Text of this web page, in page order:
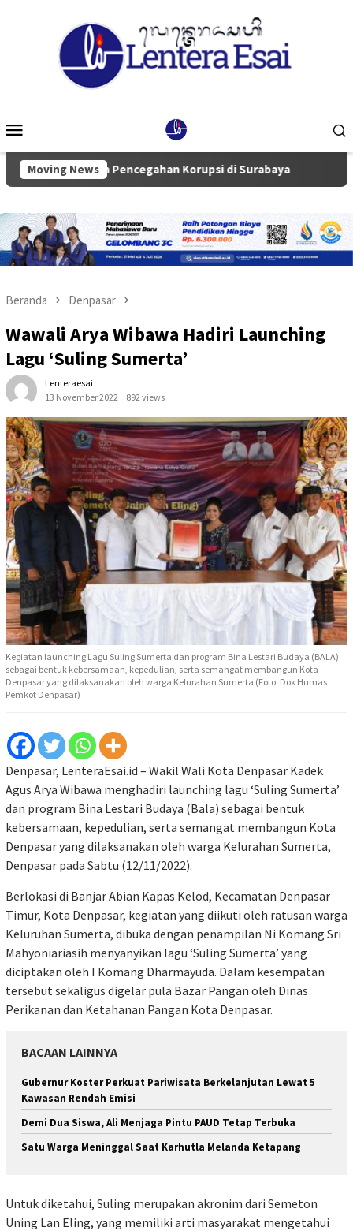
Mobile
Moving News
dan Pencegahan Korupsi di Surabaya Ketua Komisi
Beranda Denpasar
Wawali Arya Wibawa Hadiri Launching
Lagu ‘Suling Sumerta’
Lenteraesai
13 November 2022
892 views
Kegiatan launching Lagu Suling Sumerta dan program Bina Lestari Budaya (BALA)
sebagai bentuk kebersamaan, kepedulian, serta semangat membangun Kota
Denpasar yang dilaksanakan oleh warga Kelurahan Sumerta (Foto: Dok Humas
Pemkot Denpasar)
Denpasar, LenteraEsai.id – Wakil Wali Kota Denpasar Kadek
Agus Arya Wibawa menghadiri launching lagu ‘Suling Sumerta’
dan program Bina Lestari Budaya (Bala) sebagai bentuk
kebersamaan, kepedulian, serta semangat membangun Kota
Denpasar yang dilaksanakan oleh warga Kelurahan Sumerta,
Denpasar pada Sabtu (12/11/2022).
Berlokasi di Banjar Abian Kapas Kelod, Kecamatan Denpasar
Timur, Kota Denpasar, kegiatan yang diikuti oleh ratusan warga
Keluruhan Sumerta, dibuka dengan penampilan Ni Komang Sri
Mahyoniariasih menyanyikan lagu ‘Suling Sumerta’ yang
diciptakan oleh I Komang Dharmayuda. Dalam kesempatan
tersebut sekaligus digelar pula Bazar Pangan oleh Dinas
Perikanan dan Ketahanan Pangan Kota Denpasar.
BACAAN LAINNYA
Gubernur Koster Perkuat Pariwisata Berkelanjutan Lewat 5
Kawasan Rendah Emisi
Demi Dua Siswa, Ali Menjaga Pintu PAUD Tetap Terbuka
Satu Warga Meninggal Saat Karhutla Melanda Ketapang
Untuk diketahui, Suling merupakan akronim dari Semeton
Uning Lan Eling, yang memiliki arti masyarakat mengetahui